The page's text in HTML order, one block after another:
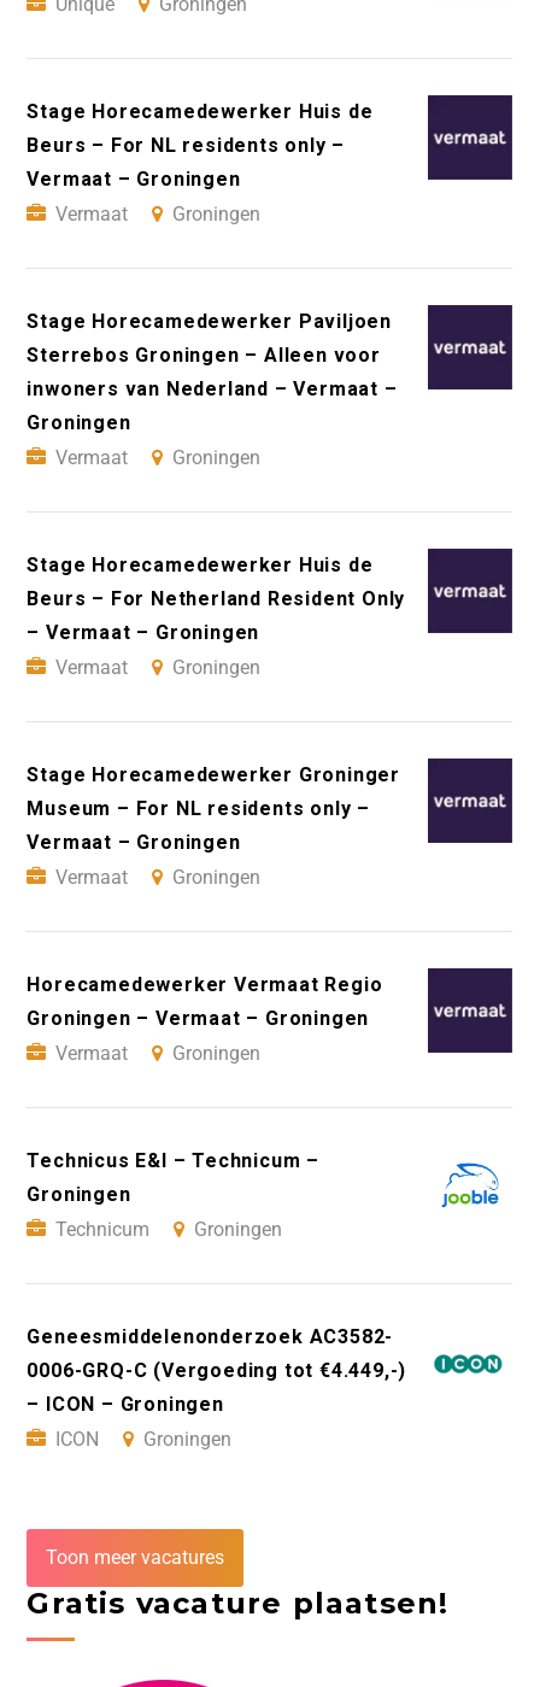
Stage Horecamedewerker Huis de
Beurs – For NL residents only –
Vermaat – Groningen
Vermaat
Groningen
Stage Horecamedewerker Paviljoen
Sterrebos Groningen – Alleen voor
inwoners van Nederland – Vermaat –
Groningen
Vermaat
Groningen
Stage Horecamedewerker Huis de
Beurs – For Netherland Resident Only
– Vermaat – Groningen
Vermaat
Groningen
Stage Horecamedewerker Groninger
Museum – For NL residents only –
Vermaat – Groningen
Vermaat
Groningen
Horecamedewerker Vermaat Regio
Groningen – Vermaat – Groningen
Vermaat
Groningen
Technicus E&I – Technicum –
Groningen
Technicum
Groningen
Geneesmiddelenonderzoek AC3582-
0006-GRQ-C (Vergoeding tot €4.449,-)
– ICON – Groningen
ICON
Groningen
Toon meer vacatures
Gratis vacature plaatsen!